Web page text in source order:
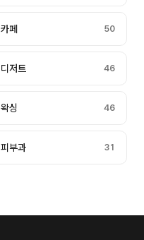
카페 50
디저트 46
왁싱 46
피부과 31